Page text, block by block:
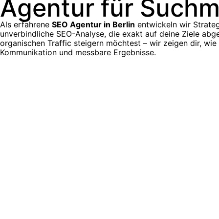
Agentur für
Als erfahrene SEO Agentur in Berlin entwickeln wir
unverbindliche SEO-Analyse, die exakt auf deine Ziele
organischen Traffic steigern möchtest – wir zeigen dir,
Kommunikation und messbare Ergebnisse.